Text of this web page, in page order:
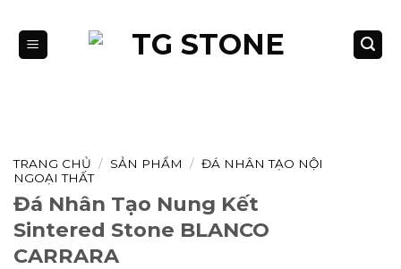
qua
nội
TRANG CHỦ / SẢN PHẨM / ĐÁ NHÂN TẠO NỘI
NGOẠI THẤT
Đá Nhân Tạo Nung Kết
Sintered Stone BLANCO
CARRARA